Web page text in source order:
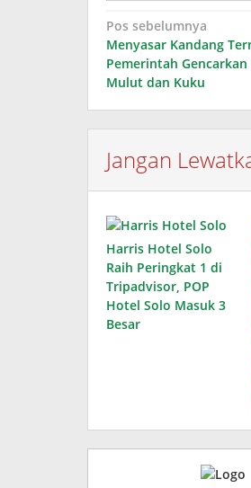
Navigasi
pos
Pos sebelumnya
Menyasar Kandang
Pemerintah
Mulut dan Kuku
Jangan
Harris Hotel Solo
Raih Peringkat 1 di
Tripadvisor, POP
Hotel Solo Masuk 3
Besar